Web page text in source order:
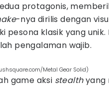
protagonis,
-nya dirilis dengan
pesona klasik yang
pengalaman wajib.
Metal Gear Solid)
game aksi stealthyang